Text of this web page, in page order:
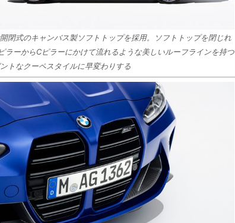
閉式のキャンバス製ソフトトップを採用。ソフトトップを閉じれ
ラーからCピラーにかけて流れるような美しいルーフラインを持つ
トなクーペスタイルに早変わりする